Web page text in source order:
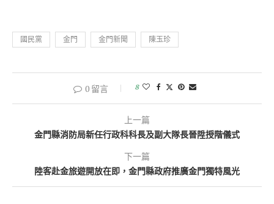
國民黨 金門 金門新聞 陳玉珍
0 留言 8
上一篇
金門縣消防局新任行政科科長及副大隊長晉陞授階儀式
下一篇
陸客赴金旅遊開放在即，金門縣政府推廣金門獨特風光